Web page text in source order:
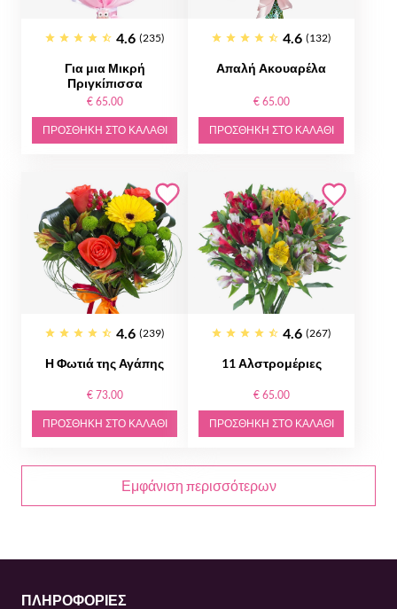
4.6 (235)
Για μια Μικρή
Πριγκίπισσα
€ 65.00
ΠΡΟΣΘΉΚΗ ΣΤΟ ΚΑΛΆΘΙ
4.6 (132)
Απαλή Ακουαρέλα
€ 65.00
ΠΡΟΣΘΉΚΗ ΣΤΟ ΚΑΛΆΘΙ
4.6 (239)
Η Φωτιά της Αγάπης
€ 73.00
ΠΡΟΣΘΉΚΗ ΣΤΟ ΚΑΛΆΘΙ
4.6 (267)
11 Αλστρομέριες
€ 65.00
ΠΡΟΣΘΉΚΗ ΣΤΟ ΚΑΛΆΘΙ
Εμφάνιση περισσότερων
ΠΛΗΡΟΦΟΡΙΕΣ